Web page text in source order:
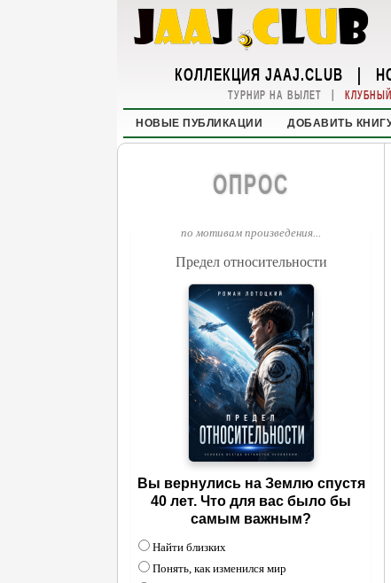
КОЛЛЕКЦИЯ JAAJ.CLUB |
ТУРНИР НА ВЫЛЕТ |
НОВЫЕ ПУБЛИКАЦИИ ДОБАВИТЬ
ОПРОС
по мотивам произведения...
Предел относительности
Вы вернулись на Землю спустя
40 лет. Что для вас было бы
самым важным?
Найти близких
Понять, как изменился мир